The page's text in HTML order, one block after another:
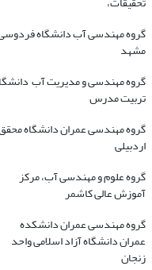
گروه مهندسی آب دانشگاه
مشهد
گروه مهندسی و مدیریت آب
تربیت مدرس
گروه مهندسی عمران دانشگاه
اردبیلی
گروه علوم و مهندسی آب، مرکز
آموزش عالی کاشمر
گروه مهندسی عمران دانشکده
عمران دانشگاه آزاد اسلامی واحد
زنجان